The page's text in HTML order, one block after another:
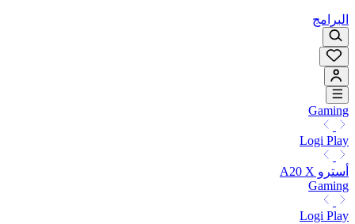
البرامج
Gaming
Logi Play
أسترو A20 X
Gaming
Logi Play